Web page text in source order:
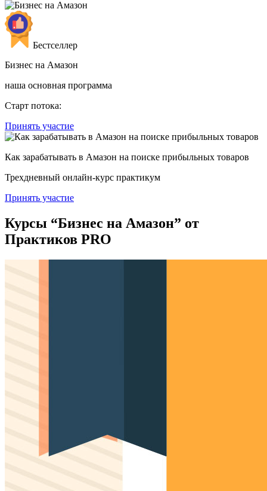
Бестселлер
Бизнес на Амазон
наша основная программа
Старт потока:
Принять участие
Как зарабатывать в Амазон на поиске прибыльных товаров
Трехдневный онлайн-курс практикум
Принять участие
Курсы “Бизнес на Амазон” от
Практиков PRO